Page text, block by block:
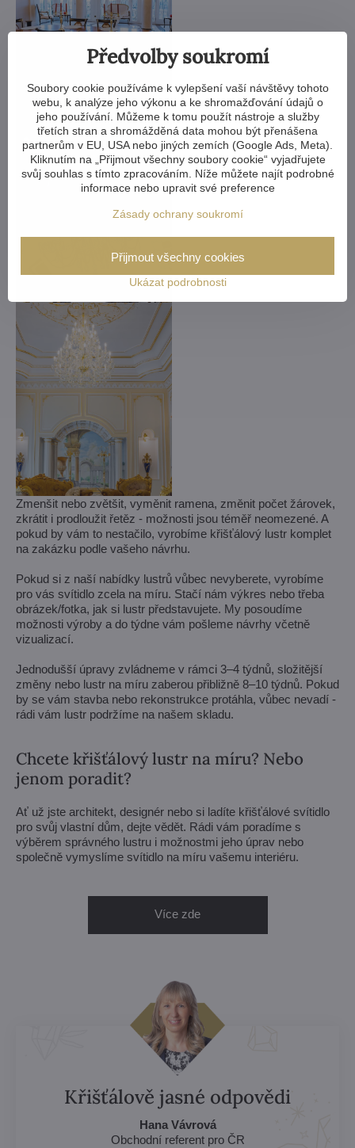
Zmenšit nebo zvětšit, vyměnit ramena, změnit počet žárovek,
zkrátit i prodloužit řetěz - možnosti jsou téměř neomezené. A
pokud by vám to nestačilo, vyrobíme křišťálový lustr komplet
na zakázku podle vašeho návrhu.
Pokud si z naší nabídky lustrů vůbec nevyberete, vyrobíme
pro vás svítidlo zcela na míru. Stačí nám výkres nebo třeba
obrázek/fotka, jak si lustr představujete. My posoudíme
možnosti výroby a do týdne vám pošleme návrhy včetně
vizualizací.
Jednodušší úpravy zvládneme v rámci 3–4 týdnů, složitější
změny nebo lustr na míru zaberou přibližně 8–10 týdnů. Pokud
by se vám stavba nebo rekonstrukce protáhla, vůbec nevadí -
rádi vám lustr podržíme na našem skladu.
Chcete křišťálový lustr na míru? Nebo
jenom poradit?
Ať už jste architekt, designér nebo si ladíte křišťálové svítidlo
pro svůj vlastní dům, dejte vědět. Rádi vám poradíme s
výběrem správného lustru i možnostmi jeho úprav nebo
společně vymyslíme svítidlo na míru vašemu interiéru.
Více zde
Křišťálově jasné odpovědi
Hana Vávrová
Obchodní referent pro ČR
Předvolby soukromí
Soubory cookie používáme k vylepšení vaší návštěvy tohoto
webu, k analýze jeho výkonu a ke shromažďování údajů o
jeho používání. Můžeme k tomu použít nástroje a služby
třetích stran a shromážděná data mohou být přenášena
partnerům v EU, USA nebo jiných zemích (Google Ads, Meta).
Kliknutím na „Přijmout všechny soubory cookie“ vyjadřujete
svůj souhlas s tímto zpracováním. Níže můžete najít podrobné
informace nebo upravit své preference
Zásady ochrany soukromí
Ukázat podrobnosti
Přijmout všechny cookies